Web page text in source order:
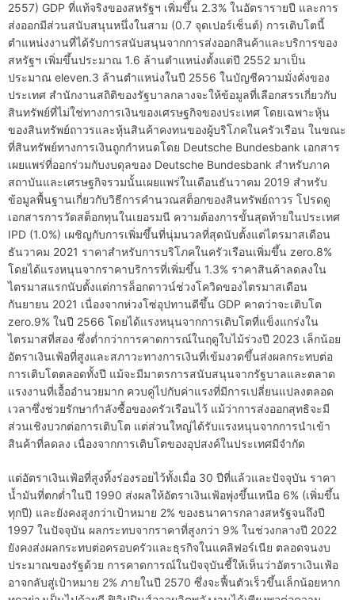
2557) GDP ที่แท้จริงของสหรัฐฯ เพิ่มขึ้น 2.3% ในอัตรารายปี และการ
ส่งออกมีส่วนสนับสนุนหนึ่งในสาม (0.7 จุดเปอร์เซ็นต์) การเติบโตนี้
ตำแหน่งงานที่ได้รับการสนับสนุนจากการส่งออกสินค้าและบริการของ
สหรัฐฯ เพิ่มขึ้นประมาณ 1.6 ล้านตำแหน่งตั้งแต่ปี 2552 มาเป็น
ประมาณ eleven.3 ล้านตำแหน่งในปี 2556 ในบัญชีความมั่งคั่งของ
ประเทศ สำนักงานสถิติของรัฐบาลกลางจะให้ข้อมูลที่เลือกสรรเกี่ยวกับ
สินทรัพย์ที่ไม่ใช่ทางการเงินของเศรษฐกิจของประเทศ โดยเฉพาะหุ้น
ของสินทรัพย์ถาวรและหุ้นสินค้าคงทนของผู้บริโภคในครัวเรือน ในขณะ
ที่สินทรัพย์ทางการเงินถูกกำหนดโดย Deutsche Bundesbank เอกสาร
เผยแพร่ที่ออกร่วมกับงบดุลของ Deutsche Bundesbank สำหรับภาค
สถาบันและเศรษฐกิจรวมนั้นเผยแพร่ในเดือนธันวาคม 2019 สำหรับ
ข้อมูลพื้นฐานเกี่ยวกับวิธีการคำนวณสต็อกของสินทรัพย์ถาวร โปรดดู
เอกสารการวัดสต็อกทุนในเยอรมนี ความต้องการขั้นสุดท้ายในประเทศ
IPD (1.0%) เผชิญกับการเพิ่มขึ้นที่นุ่มนวลที่สุดนับตั้งแต่ไตรมาสเดือน
ธันวาคม 2021 ราคาสำหรับการบริโภคในครัวเรือนเพิ่มขึ้น zero.8%
โดยได้แรงหนุนจากราคาบริการที่เพิ่มขึ้น 1.3% ราคาสินค้าลดลงใน
ไตรมาสแรกนับตั้งแต่การล็อกดาวน์ช่วงโควิดของไตรมาสเดือน
กันยายน 2021 เนื่องจากห่วงโซ่อุปทานดีขึ้น GDP คาดว่าจะเติบโต
zero.9% ในปี 2566 โดยได้แรงหนุนจากการเติบโตที่แข็งแกร่งใน
ไตรมาสที่สอง ซึ่งต่ำกว่าการคาดการณ์ในฤดูใบไม้ร่วงปี 2023 เล็กน้อย
อัตราเงินเฟ้อที่สูงและสภาวะทางการเงินที่เข้มงวดขึ้นส่งผลกระทบต่อ
การเติบโตตลอดทั้งปี แม้จะมีมาตรการสนับสนุนจากรัฐบาลและตลาด
แรงงานที่เอื้ออำนวยมาก ควบคู่ไปกับค่าแรงที่มีการเปลี่ยนแปลงตลอด
เวลาซึ่งช่วยรักษากำลังซื้อของครัวเรือนไว้ แม้ว่าการส่งออกสุทธิจะมี
ส่วนเชิงบวกต่อการเติบโต แต่ส่วนใหญ่ได้รับแรงหนุนจากการนำเข้า
สินค้าที่ลดลง เนื่องจากการเติบโตของอุปสงค์ในประเทศมีจำกัด
แต่อัตราเงินเฟ้อที่สูงทิ้งร่องรอยไว้ทั้งเมื่อ 30 ปีที่แล้วและปัจจุบัน ราคา
น้ำมันที่ตกต่ำในปี 1990 ส่งผลให้อัตราเงินเฟ้อพุ่งขึ้นเหนือ 6% (เพิ่มขึ้น
ทุกปี) และยังคงสูงกว่าเป้าหมาย 2% ของธนาคารกลางสหรัฐจนถึงปี
1997 ในปัจจุบัน ผลกระทบจากราคาที่สูงกว่า 9% ในช่วงกลางปี ​​2022
ยังคงส่งผลกระทบต่อครอบครัวและธุรกิจในแคลิฟอร์เนีย ตลอดจนงบ
ประมาณของรัฐด้วย การคาดการณ์ในปัจจุบันชี้ให้เห็นว่าอัตราเงินเฟ้อ
อาจกลับสู่เป้าหมาย 2% ภายในปี 2570 ซึ่งจะฟื้นตัวเร็วขึ้นเล็กน้อยหาก